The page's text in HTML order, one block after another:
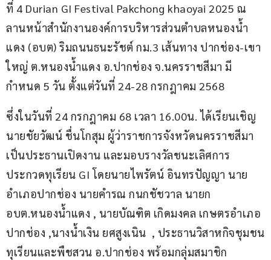
ที่ 4 Durian GI Festival Pakchong khaoyai 2025 ณ
ลานหน้าสำนักงานองค์การบริหารส่วนตำบลหนองน้ำ
แดง (อบต) ริมถนนธนะรัชต์ กม.3 เส้นทาง ปากช่อง-เขา
ใหญ่ ต.หนองน้ำแดง อ.ปากช่อง จ.นครราชสีมา มี
กำหนด 5 วัน ตั้งแต่วันที่ 24-28 กรกฎาคม 2568
ซึ่งในวันที่ 24 กรกฎาคม 68 เวลา 16.00น. ได้เรียนเชิญ
นายชัยวัฒน์ ชื่นโกสุม ผู้ว่าราชการจังหวัดนครราชสีมา
เป็นประธานเปิดงาน และมอบรางวัลชนะเลิศการ
ประกวดทุเรียน GI โดยนายไพรัตน์ อินทรปัญญา นาย
อำเภอปากช่อง นายคำรณ กนกชัชวาล นายก
อบต.หนองน้ำแดง , นายบัณฑิต เกิดมงคล เกษตรอำเภอ
ปากช่อง ,นางน้ำเงิน ยศสูงเนิน  , ประธานวิสาหกิจชุมชน
ทุเรียนและพืชสวน อ.ปากช่อง พร้อมกลุ่มสมาชิก